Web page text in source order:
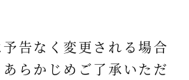
告なく変更される場合
らかじめご了承いただ